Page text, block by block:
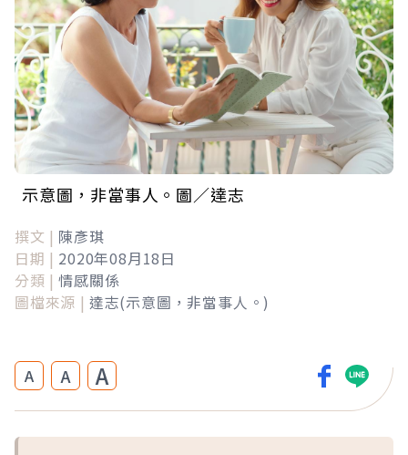
示意圖，非當事人。圖／達志
撰文 | 陳彥琪
日期 | 2020年08月18日
分類 | 情感關係
圖檔來源 | 達志(示意圖，非當事人。)
A A A